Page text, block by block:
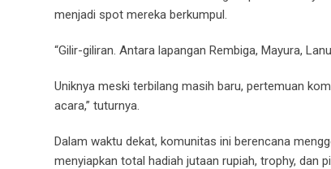
menjadi spot mereka berkumpul.
“Gilir-giliran. Antara lapangan Rembiga, Mayura,
Uniknya meski terbilang masih baru, pertemuan
acara,” tuturnya.
Dalam waktu dekat, komunitas ini berencana
menyiapkan total hadiah jutaan rupiah, trophy, dan